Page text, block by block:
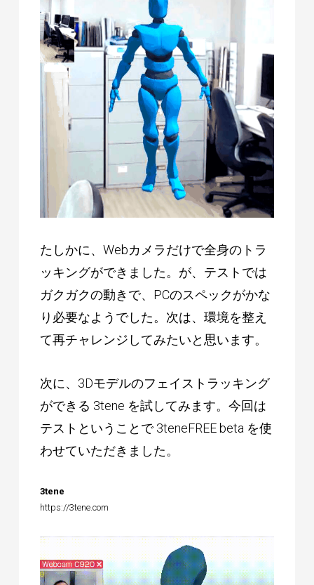
たしかに、Webカメラだけで全身のトラ
ッキングができました。が、テストでは
ガクガクの動きで、PCのスペックがかな
り必要なようでした。次は、環境を整え
て再チャレンジしてみたいと思います。
次に、3Dモデルのフェイストラッキング
ができる 3tene を試してみます。今回は
テストということで 3teneFREE beta を使
わせていただきました。
3tene
https://3tene.com